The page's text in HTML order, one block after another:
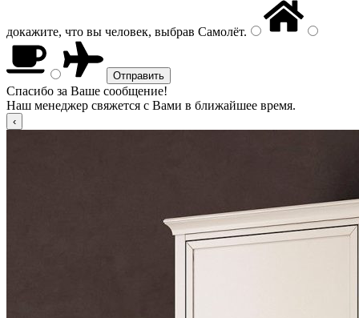
докажите, что вы человек, выбрав Самолёт.
Спасибо за Ваше сообщение!
Наш менеджер свяжется с Вами в ближайшее время.